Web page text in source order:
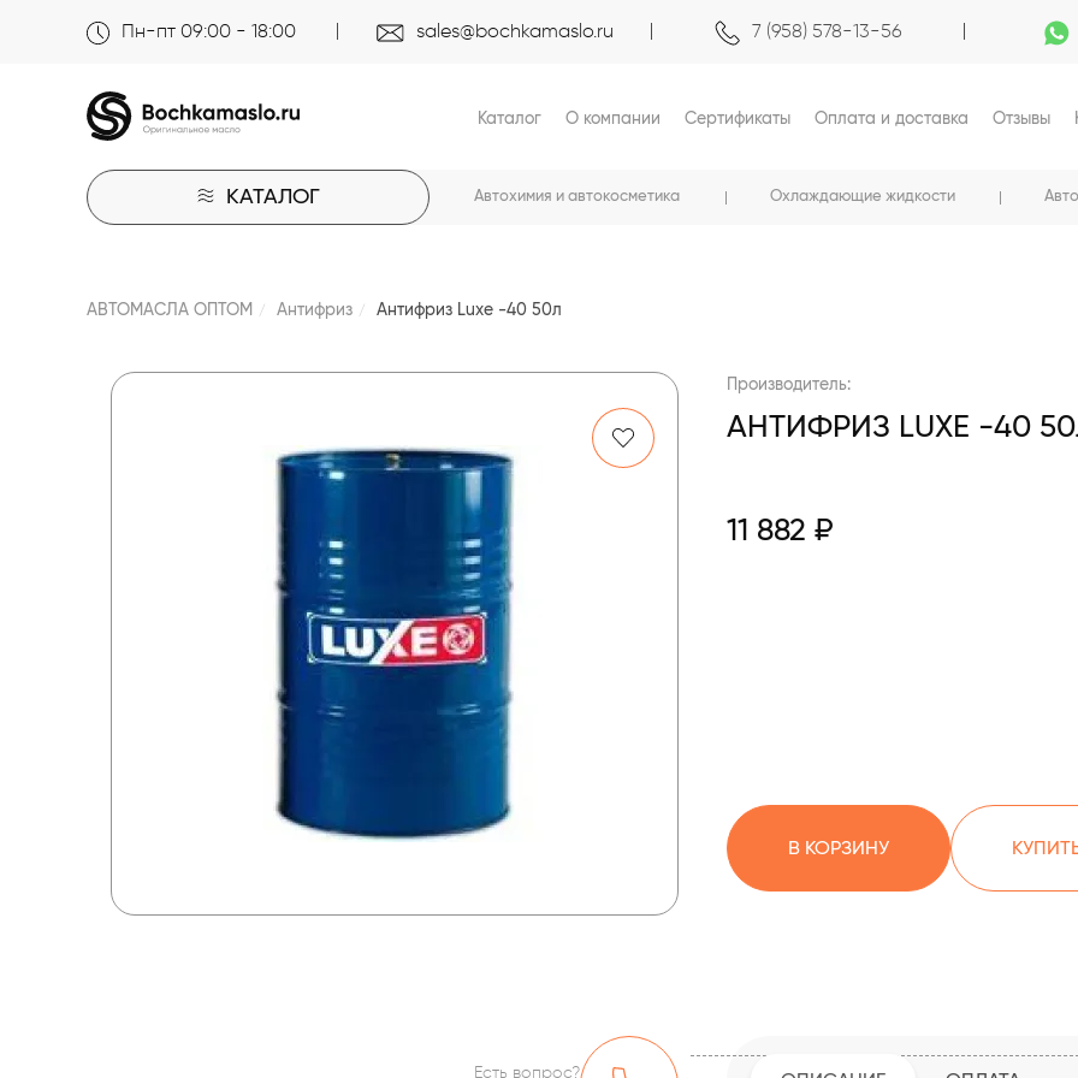
Пн-пт 09:00 - 18:00 sales@bochkamaslo.ru 7 (958) 578-13-56
Каталог О компании Сертификаты Оплата и доставка Отзывы
КАТАЛОГ Автохимия и автокосметика Охлаждающие жидкости
АВТОМАСЛА ОПТОМ Антифриз Антифриз Luxe -40 50л
Производитель:
АНТИФРИЗ LUXE -40
11 882 ₽
В КОРЗИНУ
Есть вопрос?